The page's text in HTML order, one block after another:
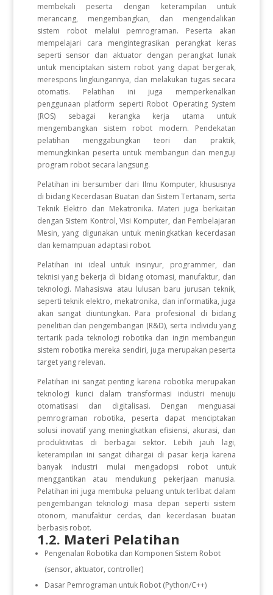
membekali peserta dengan keterampilan untuk
merancang, mengembangkan, dan mengendalikan
sistem robot melalui pemrograman. Peserta akan
mempelajari cara mengintegrasikan perangkat keras
seperti sensor dan aktuator dengan perangkat lunak
untuk menciptakan sistem robot yang dapat bergerak,
merespons lingkungannya, dan melakukan tugas secara
otomatis. Pelatihan ini juga memperkenalkan
penggunaan platform seperti Robot Operating System
(ROS) sebagai kerangka kerja utama untuk
mengembangkan sistem robot modern. Pendekatan
pelatihan menggabungkan teori dan praktik,
memungkinkan peserta untuk membangun dan menguji
program robot secara langsung.
Pelatihan ini bersumber dari Ilmu Komputer, khususnya
di bidang Kecerdasan Buatan dan Sistem Tertanam, serta
Teknik Elektro dan Mekatronika. Materi juga berkaitan
dengan Sistem Kontrol, Visi Komputer, dan Pembelajaran
Mesin, yang digunakan untuk meningkatkan kecerdasan
dan kemampuan adaptasi robot.
Pelatihan ini ideal untuk insinyur, programmer, dan
teknisi yang bekerja di bidang otomasi, manufaktur, dan
teknologi. Mahasiswa atau lulusan baru jurusan teknik,
seperti teknik elektro, mekatronika, dan informatika, juga
akan sangat diuntungkan. Para profesional di bidang
penelitian dan pengembangan (R&D), serta individu yang
tertarik pada teknologi robotika dan ingin membangun
sistem robotika mereka sendiri, juga merupakan peserta
target yang relevan.
Pelatihan ini sangat penting karena robotika merupakan
teknologi kunci dalam transformasi industri menuju
otomatisasi dan digitalisasi. Dengan menguasai
pemrograman robotika, peserta dapat menciptakan
solusi inovatif yang meningkatkan efisiensi, akurasi, dan
produktivitas di berbagai sektor. Lebih jauh lagi,
keterampilan ini sangat dihargai di pasar kerja karena
banyak industri mulai mengadopsi robot untuk
menggantikan atau mendukung pekerjaan manusia.
Pelatihan ini juga membuka peluang untuk terlibat dalam
pengembangan teknologi masa depan seperti sistem
otonom, manufaktur cerdas, dan kecerdasan buatan
berbasis robot.
1.2. Materi Pelatihan
Pengenalan Robotika dan Komponen Sistem Robot
(sensor, aktuator, controller)
Dasar Pemrograman untuk Robot (Python/C++)